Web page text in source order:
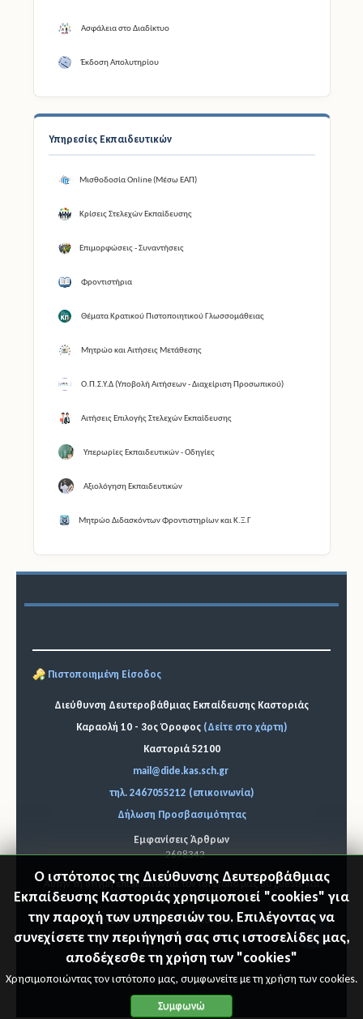
Ασφάλεια στο Διαδίκτυο
Έκδοση Απολυτηρίου
Υπηρεσίες Εκπαιδευτικών
Μισθοδοσία Online (Μέσω ΕΑΠ)
Κρίσεις Στελεχών Εκπαίδευσης
Επιμορφώσεις - Συναντήσεις
Φροντιστήρια
Θέματα Κρατικού Πιστοποιητικού Γλωσσομάθειας
Μητρώο και Αιτήσεις Μετάθεσης
Ο.Π.Σ.Υ.Δ (Υποβολή Αιτήσεων - Διαχείριση Προσωπικού)
Αιτήσεις Επιλογής Στελεχών Εκπαίδευσης
Υπερωρίες Εκπαιδευτικών - Οδηγίες
Αξιολόγηση Εκπαιδευτικών
Μητρώο Διδασκόντων Φροντιστηρίων και Κ.Ξ.Γ
Πιστοποιημένη Είσοδος
Διεύθυνση Δευτεροβάθμιας Εκπαίδευσης Καστοριάς
Καραολή 10 - 3ος Όροφος (Δείτε στο χάρτη)
Καστοριά 52100
mail@dide.kas.sch.gr
τηλ. 2467055212 (επικοινωνία)
Δήλωση Προσβασιμότητας
Εμφανίσεις Άρθρων
2698342
Αυτήν τη στιγμή επισκέπτονται τον ιστότοπό μας 80 guests και
κανένα μέλος
Ο ιστότοπος της Διεύθυνσης Δευτεροβάθμιας
Εκπαίδευσης Καστοριάς χρησιμοποιεί "cookies" για
την παροχή των υπηρεσιών του. Επιλέγοντας να
συνεχίσετε την περιήγησή σας στις ιστοσελίδες μας,
αποδέχεσθε τη χρήση των "cookies"
Χρησιμοποιώντας τον ιστότοπο μας, συμφωνείτε με τη χρήση των cookies.
Συμφωνώ
"Επιστ
© 2026 Διεύθυνση Δ.Ε. Καστοριάς